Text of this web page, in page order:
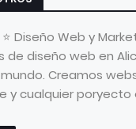
⭐ Diseño Web y
de diseño web en
Creamos
y cualquier poryecto